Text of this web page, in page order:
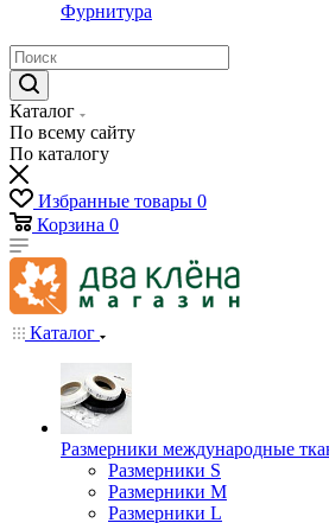
Фурнитура
Каталог
По всему сайту
По каталогу
Избранные товары 0
Корзина 0
Каталог
Размерники международные
Размерники S
Размерники M
Размерники L